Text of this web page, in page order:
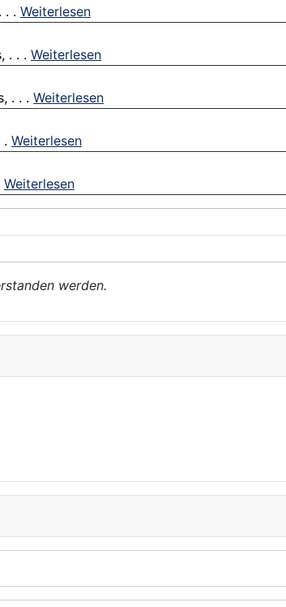
. . Weiterlesen
. . . Weiterlesen
. . . Weiterlesen
. Weiterlesen
Weiterlesen
werden.